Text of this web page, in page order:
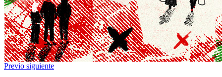
Previo siguiente